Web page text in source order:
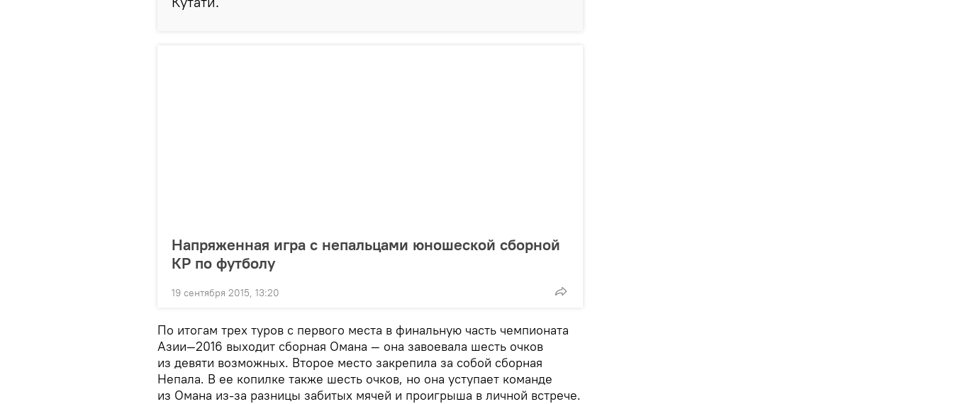
Напряженная игра с непальцами юношеской сборной
КР по футболу
19 сентября 2015, 13:20
По итогам трех туров с первого места в финальную часть чемпионата
Азии—2016 выходит сборная Омана — она завоевала шесть очков
из девяти возможных. Второе место закрепила за собой сборная
Непала. В ее копилке также шесть очков, но она уступает команде
из Омана из-за разницы забитых мячей и проигрыша в личной встрече.